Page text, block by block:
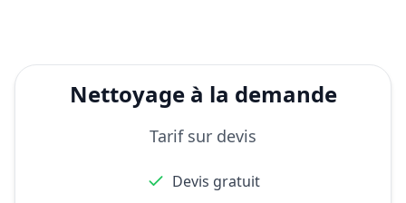
Nettoyage à la demande
Tarif sur devis
Devis gratuit